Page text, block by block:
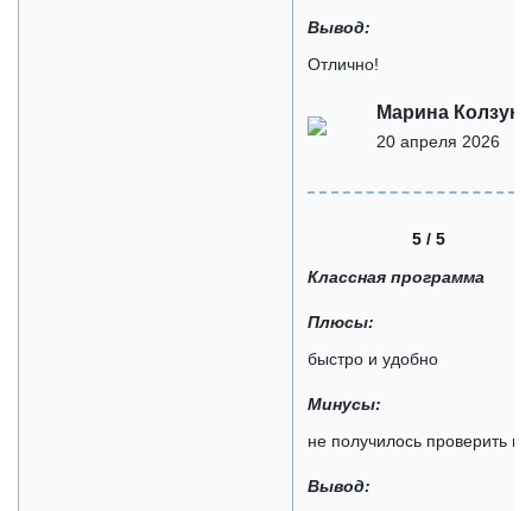
Вывод:
Отлично!
Марина
20 апреля 2026
5 / 5
Классная программа
Плюсы:
быстро и удобно
Минусы:
не получилось проверить
Вывод: